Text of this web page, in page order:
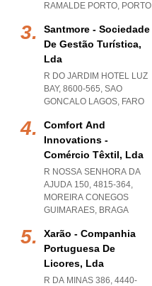
RAMALDE PORTO, PORTO
Santmore - Sociedade
De Gestão Turística,
Lda
R DO JARDIM HOTEL LUZ
BAY, 8600-565, SAO
GONCALO LAGOS, FARO
Comfort And
Innovations -
Comércio Têxtil, Lda
R NOSSA SENHORA DA
AJUDA 150, 4815-364,
MOREIRA CONEGOS
GUIMARAES, BRAGA
Xarão - Companhia
Portuguesa De
Licores, Lda
R DA MINAS 386, 4440-